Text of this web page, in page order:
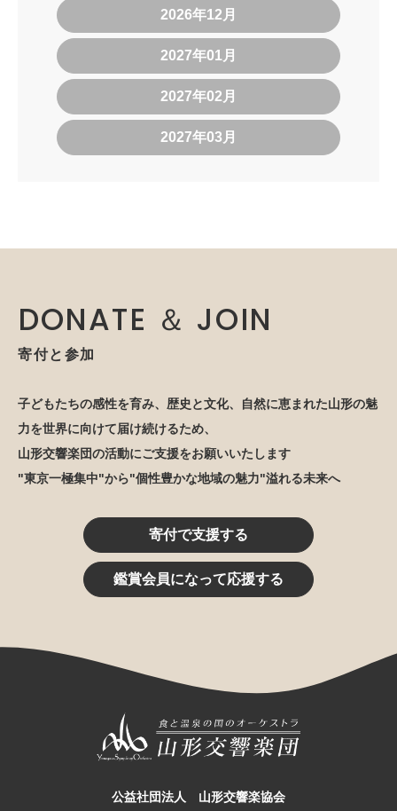
2026年12月
2027年01月
2027年02月
2027年03月
DONATE ＆ JOIN
寄付と参加
子どもたちの感性を育み、歴史と文化、自然に恵まれた山形の魅
力を世界に向けて届け続けるため、
山形交響楽団の活動にご支援をお願いいたします
"東京一極集中"から"個性豊かな地域の魅力"溢れる未来へ
寄付で支援する
鑑賞会員になって応援する
公益社団法人 山形交響楽協会